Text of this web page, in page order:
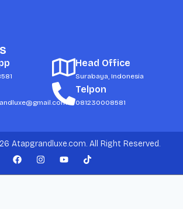
Telpon
081230008581
Head Office
Surabaya, Indonesia
Atapgrandluxe.com. All Right Reserved.